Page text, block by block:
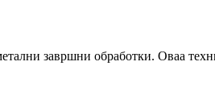
завршни обработки. Оваа